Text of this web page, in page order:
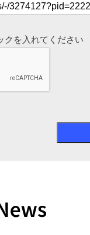
クを入れてください